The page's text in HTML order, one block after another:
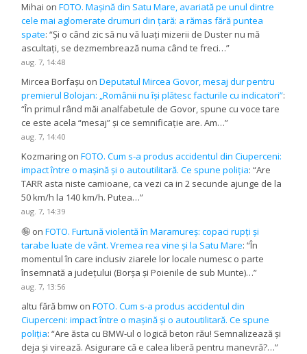
Mihai onFOTO. Mașină din Satu Mare, avariată pe unul dintre
cele mai aglomerate drumuri din țară: a rămas fără puntea
spate: “Și o când zic să nu vă luați mizerii de Duster nu mă
ascultați, se dezmembrează numa când te freci…”
aug. 7, 14:48
Mircea Borfașu onDeputatul Mircea Govor, mesaj dur pentru
premierul Bolojan: „Românii nu își plătesc facturile cu indicatori”:
“În primul rând măi analfabetule de Govor, spune cu voce tare
ce este acela “mesaj” și ce semnificație are. Am…”
aug. 7, 14:40
Kozmaring onFOTO. Cum s-a produs accidentul din Ciuperceni:
impact între o mașină și o autoutilitară. Ce spune poliția: “Are
TARR asta niste camioane, ca vezi ca in 2 secunde ajunge de la
50 km/h la 140 km/h. Putea…”
aug. 7, 14:39
🤪 onFOTO. Furtună violentă în Maramureș: copaci rupți și
tarabe luate de vânt. Vremea rea vine și la Satu Mare: “În
momentul în care inclusiv ziarele lor locale numesc o parte
însemnată a județului (Borșa și Poienile de sub Munte)…”
aug. 7, 13:56
altu fără bmw onFOTO. Cum s-a produs accidentul din
Ciuperceni: impact între o mașină și o autoutilitară. Ce spune
poliția: “Are ăsta cu BMW-ul o logică beton rău! Semnalizează și
deja și virează. Asigurare că e calea liberă pentru manevră?…”